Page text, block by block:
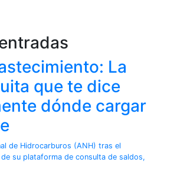
La
que te dice
dónde cargar
de Hidrocarburos (ANH) tras el
su plataforma de consulta de saldos,